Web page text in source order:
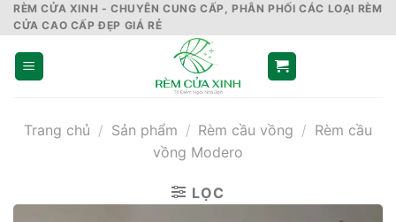
Skip
to
content
RÈM CỬA XINH - CHUYÊN CUNG CẤP, PHÂN PHỐI CÁC LOẠI RÈM
CỬA CAO CẤP ĐẸP GIÁ RẺ
Trang chủ / Sản phẩm / Rèm cầu vồng / Rèm cầu
vồng Modero
LỌC